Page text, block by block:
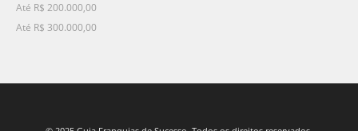
Até R$ 200.000,00
Até R$ 300.000,00